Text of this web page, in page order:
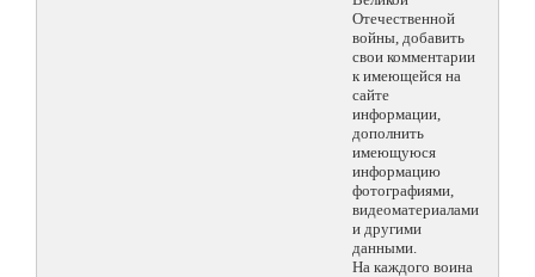
Отечественной
войны, добавить
свои комментарии
к имеющейся на
сайте
информации,
дополнить
имеющуюся
информацию
фотографиями,
видеоматериалами
и другими
данными.
На каждого воина